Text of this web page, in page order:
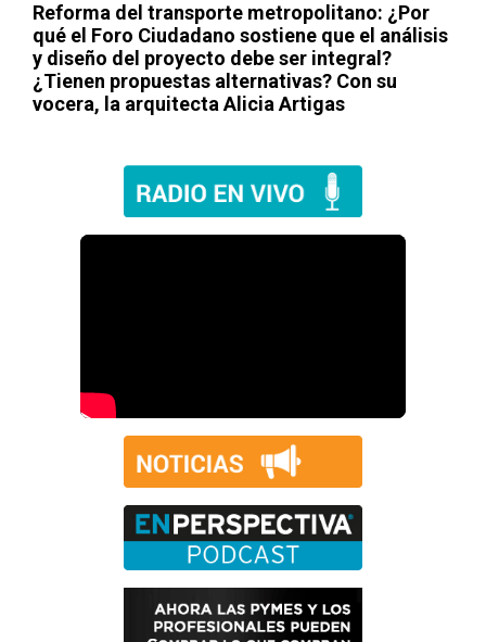
Reforma del transporte metropolitano: ¿Por
qué el Foro Ciudadano sostiene que el análisis
y diseño del proyecto debe ser integral?
¿Tienen propuestas alternativas? Con su
vocera, la arquitecta Alicia Artigas